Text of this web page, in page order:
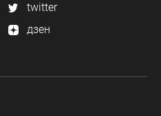
twitter
дзен